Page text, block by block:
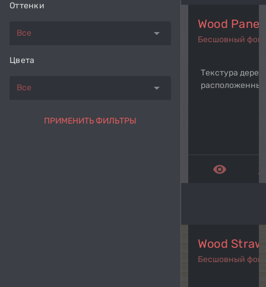
Оттенки
Все arrow_drop_down
Цвета
Все arrow_drop_down
ПРИМЕНИТЬ ФИЛЬТРЫ
Wood Pane
Бесшовный фон
Текстура
remove_red_eye
Wood Straw
Бесшовный фон